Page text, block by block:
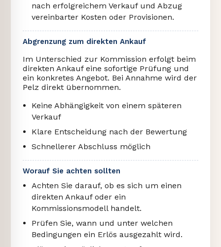
nach erfolgreichem Verkauf und Abzug
vereinbarter Kosten oder Provisionen.
Abgrenzung zum direkten Ankauf
Im Unterschied zur Kommission erfolgt beim
direkten Ankauf eine sofortige Prüfung und
ein konkretes Angebot. Bei Annahme wird der
Pelz direkt übernommen.
Keine Abhängigkeit von einem späteren
Verkauf
Klare Entscheidung nach der Bewertung
Schnellerer Abschluss möglich
Worauf Sie achten sollten
Achten Sie darauf, ob es sich um einen
direkten Ankauf oder ein
Kommissionsmodell handelt.
Prüfen Sie, wann und unter welchen
Bedingungen ein Erlös ausgezahlt wird.